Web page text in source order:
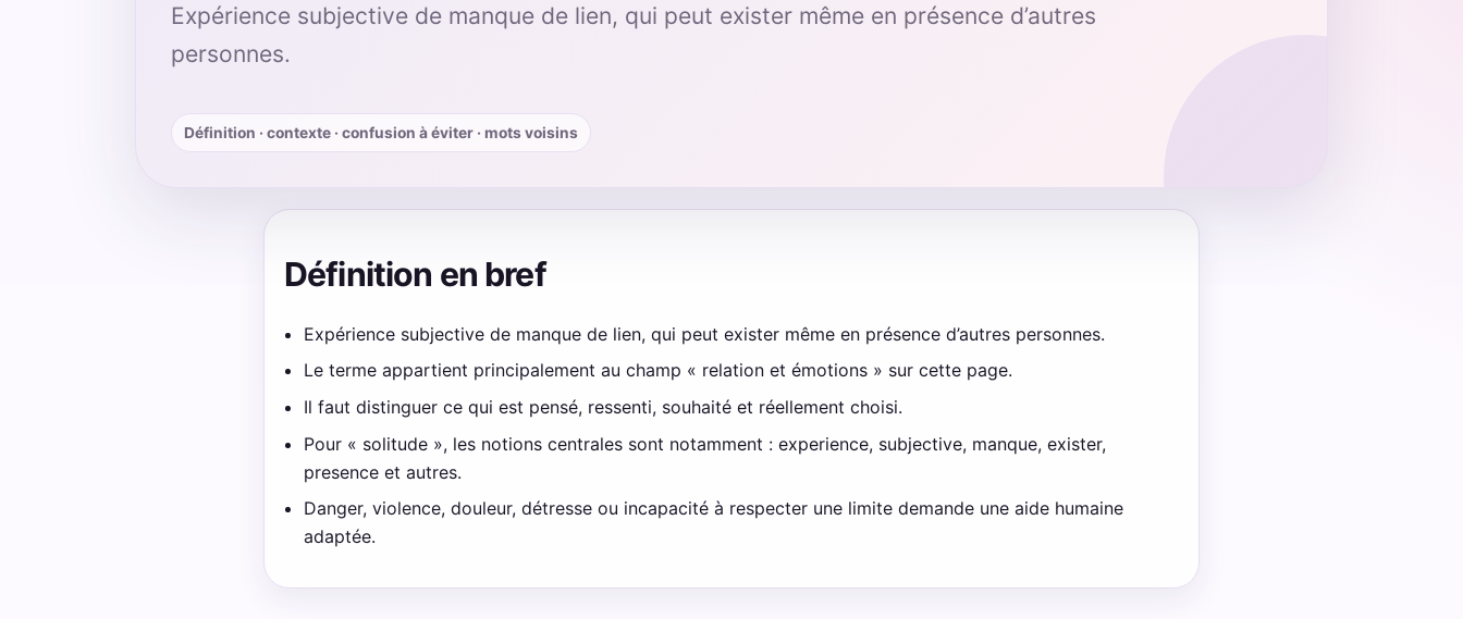
Expérience subjective de manque de lien, qui peut exister même en présence d’autres
personnes.
Définition · contexte · confusion à éviter · mots voisins
Définition en bref
Expérience subjective de manque de lien, qui peut exister même en présence d’autres personnes.
Le terme appartient principalement au champ « relation et émotions » sur cette page.
Il faut distinguer ce qui est pensé, ressenti, souhaité et réellement choisi.
Pour « solitude », les notions centrales sont notamment : experience, subjective, manque, exister,
presence et autres.
Danger, violence, douleur, détresse ou incapacité à respecter une limite demande une aide humaine
adaptée.